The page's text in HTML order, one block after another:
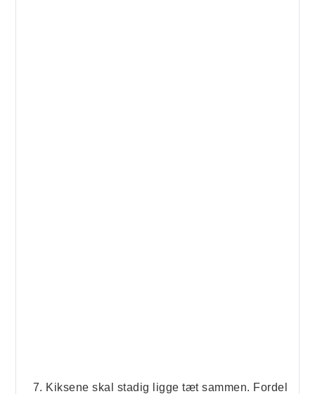
Kiksene skal stadig ligge tæt sammen. Fordel